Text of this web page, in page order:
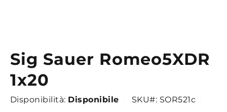
Vai
all'inizio
della
di
Sig Sauer Romeo5XDR
1x20
Disponibilità: Disponibile SKU
SOR521c